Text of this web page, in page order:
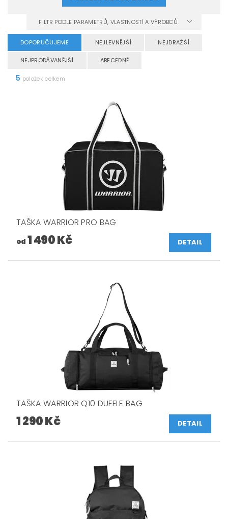
FILTR PODLE PARAMETRŮ, VLASTNOSTÍ A VÝROBCŮ
DOPORUČUJEME NEJLEVNĚJŠÍ NEJDRAŽŠÍ
NEJPRODÁVANĚJŠÍ ABECEDNĚ
5 položek celkem
TAŠKA WARRIOR PRO BAG
od 1 490 Kč DETAIL
TAŠKA WARRIOR Q10 DUFFLE BAG
1 290 Kč DETAIL